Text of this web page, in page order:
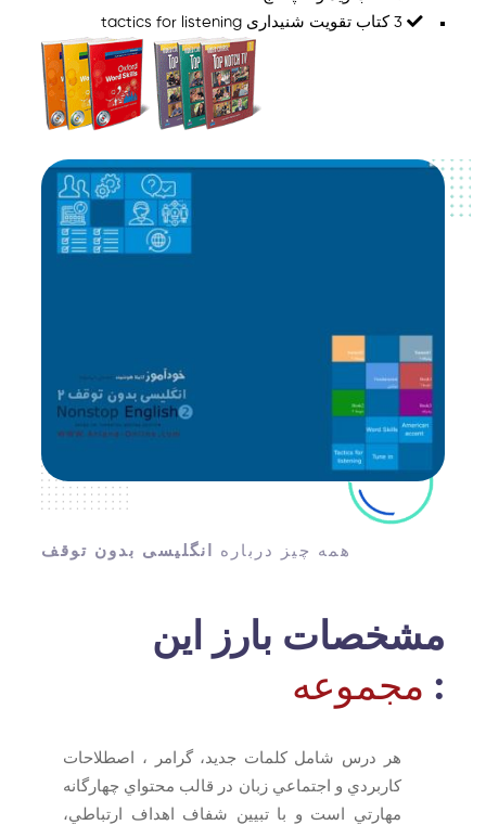
همه چیز درباره انگلیسی بدون توقف
مشخصات بارز این
مجموعه :
هر درس شامل کلمات جديد، گرامر ، اصطلاحات
کاربردي و اجتماعي زبان در قالب محتواي چهارگانه
مهارتي است و با تبيين شفاف اهداف ارتباطي،